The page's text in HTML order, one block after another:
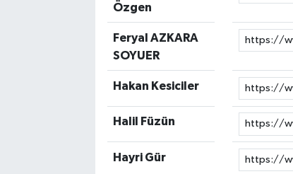
Özgen
Feryal AZKARA
SOYUER
Hakan Kesiciler
Halil Füzün
Hayri Gür